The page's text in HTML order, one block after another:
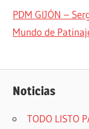
PDM GIJÓN –
Mundo de
Noticias
TODO LISTO